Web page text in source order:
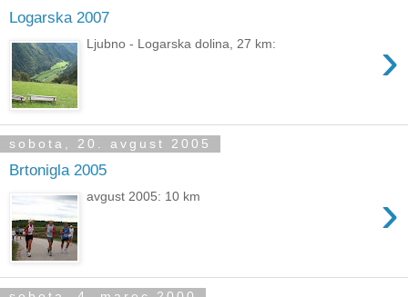
Logarska 2007
›
Ljubno - Logarska dolina, 27 km:
sobota, 20. avgust 2005
Brtonigla 2005
›
avgust 2005: 10 km